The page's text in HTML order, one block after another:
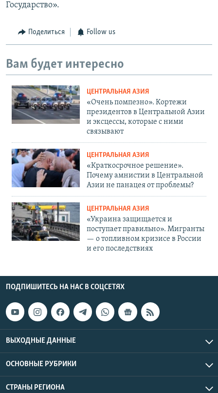
Государство».
Поделиться Follow us
Вам будет интересно
ЦЕНТРАЛЬНАЯ АЗИЯ
«Очень помпезно». Кортежи
президентов в Центральной Азии
и эксцессы, которые с ними
связывают
ЦЕНТРАЛЬНАЯ АЗИЯ
«Краткосрочное решение».
Почему амнистии в Центральной
Азии не панацея от проблемы?
ЦЕНТРАЛЬНАЯ АЗИЯ
«Украина защищается и
поступает правильно». Мигранты
— о топливном кризисе в России
и его последствиях
ПОДПИШИТЕСЬ НА НАС В СОЦСЕТЯХ
ВЫХОДНЫЕ ДАННЫЕ
ОСНОВНЫЕ РУБРИКИ
СТРАНЫ РЕГИОНА